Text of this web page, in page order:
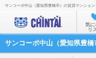
サンコーポ中山（愛知県豊橋市）の賃貸マンション
気に
リ
サンコーポ中山（愛知県豊